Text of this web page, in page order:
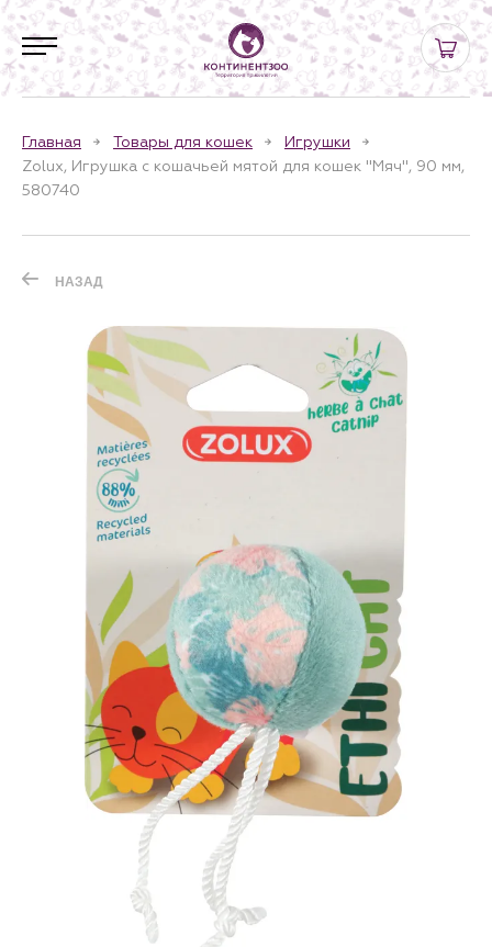
Главная Товары для кошек
Игрушки
Zolux, Игрушка с кошачьей мятой для кошек "Мяч", 90 мм,
580740
НАЗАД